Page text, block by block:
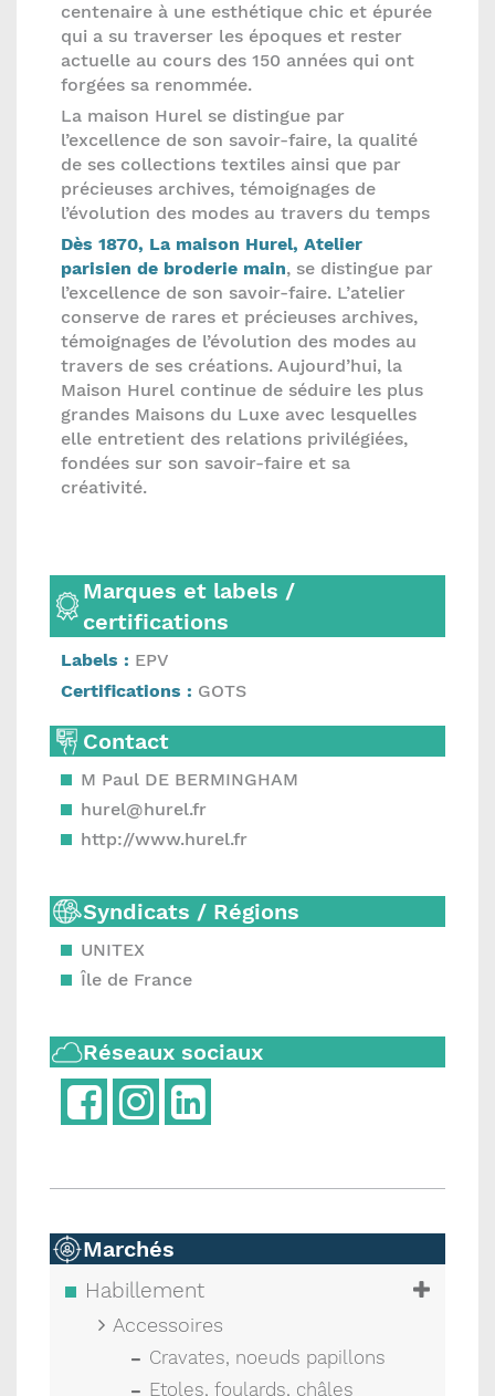
centenaire à une esthétique chic et épurée
qui a su traverser les époques et rester
actuelle au cours des 150 années qui ont
forgées sa renommée.
La maison Hurel se distingue par
l’excellence de son savoir-faire, la qualité
de ses collections textiles ainsi que par
précieuses archives, témoignages de
l’évolution des modes au travers du temps
Dès 1870, La maison Hurel, Atelier
parisien de broderie main, se distingue par
l’excellence de son savoir-faire. L’atelier
conserve de rares et précieuses archives,
témoignages de l’évolution des modes au
travers de ses créations. Aujourd’hui, la
Maison Hurel continue de séduire les plus
grandes Maisons du Luxe avec lesquelles
elle entretient des relations privilégiées,
fondées sur son savoir-faire et sa
créativité.
Marques et labels /
certifications
Labels : EPV
Certifications : GOTS
Contact
M Paul DE BERMINGHAM
hurel@hurel.fr
http://www.hurel.fr
Syndicats / Régions
UNITEX
Île de France
Réseaux sociaux
Marchés
Habillement
Accessoires
Cravates, noeuds papillons
Etoles, foulards, châles